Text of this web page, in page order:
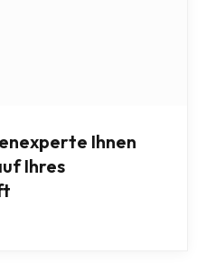
Ihnen
Ihres